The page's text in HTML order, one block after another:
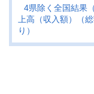
4県除く全国結果
上高（収入額）（
り）